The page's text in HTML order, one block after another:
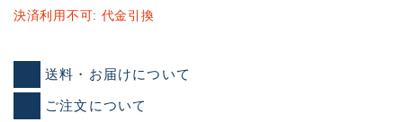
決済利用不可: 代金引換
送料・お届けについて
ご注文について